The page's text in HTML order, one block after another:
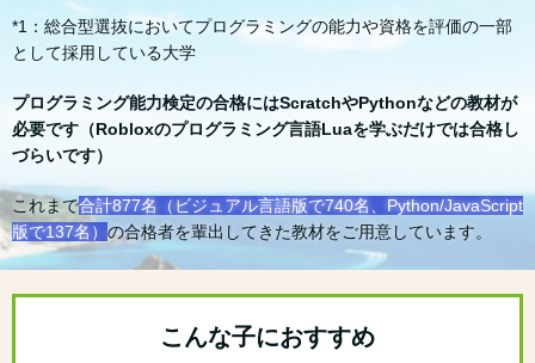
*1：総合型選抜においてプログラミングの能力や資格を評価の一部
として採用している大学
プログラミング能力検定の合格にはScratchやPythonなどの教材が
必要です（Robloxのプログラミング言語Luaを学ぶだけでは合格し
づらいです）
これまで合計877名（ビジュアル言語版で740名、Python/JavaScript
版で137名） の合格者を輩出してきた教材をご用意しています。
こんな子におすすめ